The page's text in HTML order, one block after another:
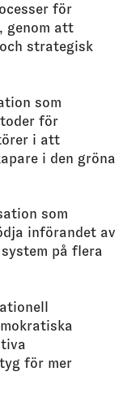
för
genom att
strategisk
som
för
i att
i den gröna
som
införandet av
på flera
för mer